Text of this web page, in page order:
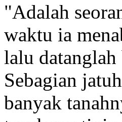
"Adalah
waktu ia
lalu datanglah
Sebagian
banyak